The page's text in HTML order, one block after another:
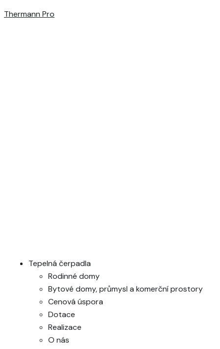
Thermann Pro
Tepelná čerpadla
Rodinné domy
Bytové domy, průmysl a komerční prostory
Cenová úspora
Dotace
Realizace
O nás